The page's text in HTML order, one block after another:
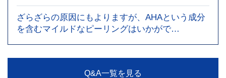
ざらざらの原因にもよりますが、AHAという成分
を含むマイルドなピーリングはいかがで…
Q&A一覧を見る